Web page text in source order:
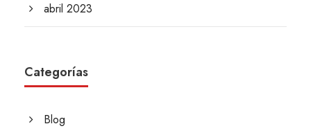
abril 2023
Categorías
Blog